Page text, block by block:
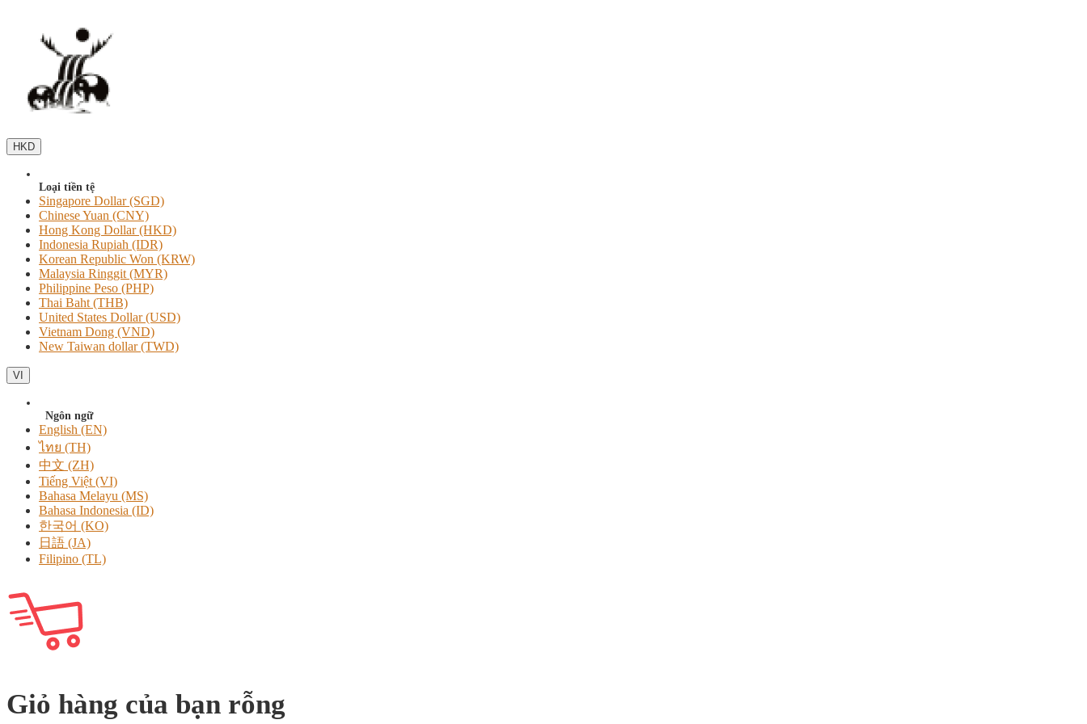
HKD
Loại tiền tệ
Singapore Dollar (SGD)
Chinese Yuan (CNY)
Hong Kong Dollar (HKD)
Indonesia Rupiah (IDR)
Korean Republic Won (KRW)
Malaysia Ringgit (MYR)
Philippine Peso (PHP)
Thai Baht (THB)
United States Dollar (USD)
Vietnam Dong (VND)
New Taiwan dollar (TWD)
VI
Ngôn ngữ
English (EN)
ไทย (TH)
中文 (ZH)
Tiếng Việt (VI)
Bahasa Melayu (MS)
Bahasa Indonesia (ID)
한국어 (KO)
日語 (JA)
Filipino (TL)
Giỏ hàng của bạn rỗng